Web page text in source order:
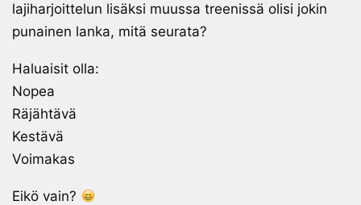
lajiharjoittelun lisäksi muussa treenissä olisi jokin
punainen lanka, mitä seurata?
Haluaisit olla:
Nopea
Räjähtävä
Kestävä
Voimakas
Eikö vain?